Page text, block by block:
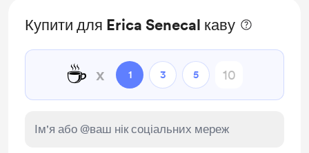
Купити для Erica Senecal каву
☕ x 1 3 5